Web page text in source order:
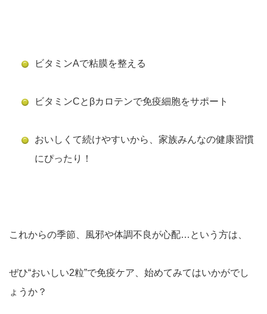
ビタミンAで粘膜を整える
ビタミンCとβカロテンで免疫細胞をサポート
おいしくて続けやすいから、家族みんなの健康習慣
にぴったり！
これからの季節、風邪や体調不良が心配…という方は、
ぜひ“おいしい2粒”で免疫ケア、始めてみてはいかがでし
ょうか？